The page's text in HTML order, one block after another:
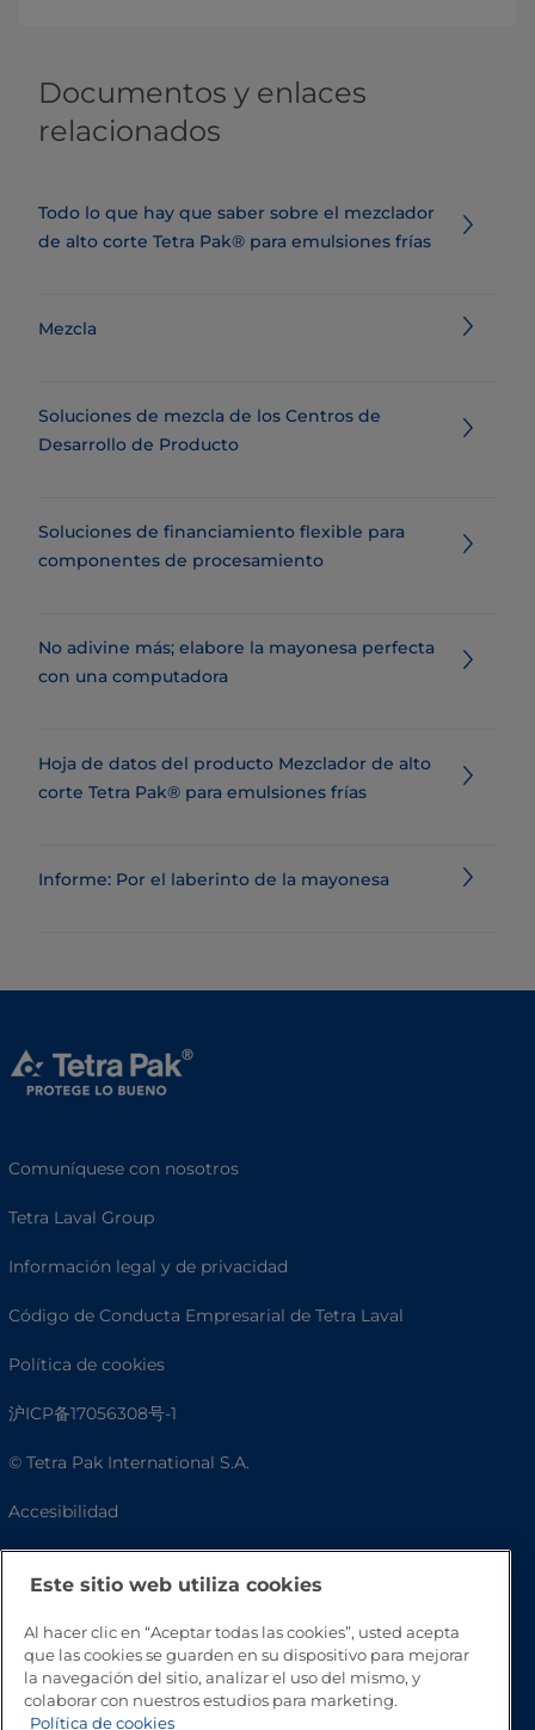
Documentos y enlaces
relacionados
Todo lo que hay que saber sobre el mezclador
de alto corte Tetra Pak® para emulsiones frías
Mezcla
Soluciones de mezcla de los Centros de
Desarrollo de Producto
Soluciones de financiamiento flexible para
componentes de procesamiento
No adivine más; elabore la mayonesa perfecta
con una computadora
Hoja de datos del producto Mezclador de alto
corte Tetra Pak® para emulsiones frías
Informe: Por el laberinto de la mayonesa
Comuníquese con nosotros
Tetra Laval Group
Información legal y de privacidad
Código de Conducta Empresarial de Tetra Laval
Política de cookies
沪ICP备17056308号-1
© Tetra Pak International S.A.
Accesibilidad
Este sitio web utiliza cookies
Al hacer clic en “Aceptar todas las cookies”, usted acepta
que las cookies se guarden en su dispositivo para mejorar
la navegación del sitio, analizar el uso del mismo, y
colaborar con nuestros estudios para marketing.
Política de cookies